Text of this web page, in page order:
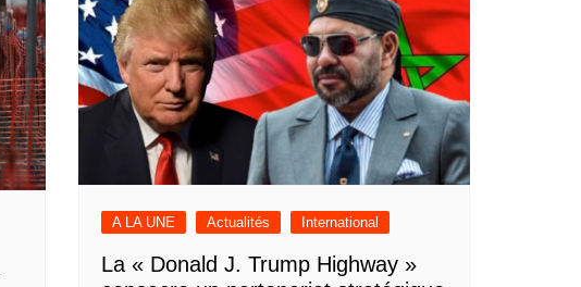
A LA UNE Actualités International
La « Donald J. Trump Highway »